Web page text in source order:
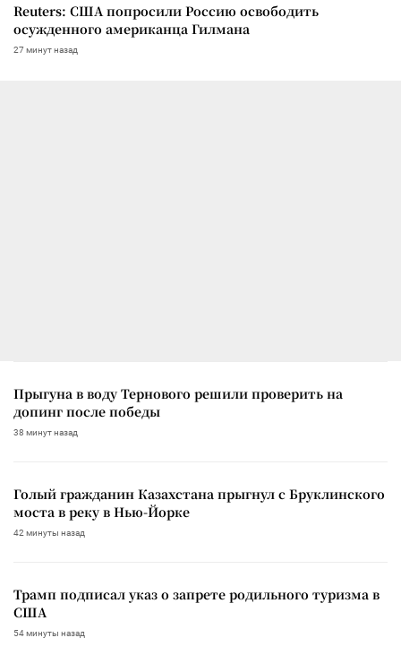
Reuters: США попросили Россию освободить
осужденного американца Гилмана
27 минут назад
Прыгуна в воду Тернового решили проверить на
допинг после победы
38 минут назад
Голый гражданин Казахстана прыгнул с Бруклинского
моста в реку в Нью-Йорке
42 минуты назад
Трамп подписал указ о запрете родильного туризма в
США
54 минуты назад